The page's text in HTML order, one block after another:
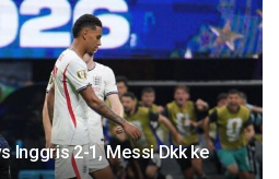
Inggris 2-1, Messi Dkk ke